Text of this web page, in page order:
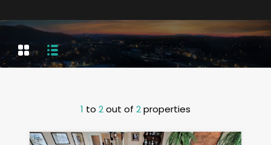
1 to 2out of 2properties